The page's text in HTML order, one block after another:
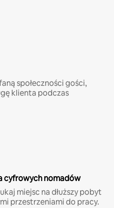
społeczności gości,
klienta podczas
cyfrowych nomadów
miejsc na dłuższy pobyt
przestrzeniami do pracy.